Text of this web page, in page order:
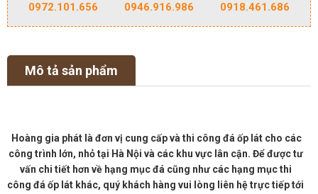
0972.101.656 0946.916.986 0918.461.686
Mô tả sản phẩm
Hoàng gia phát là đơn vị cung cấp và thi công đá ốp lát cho các
công trình lớn, nhỏ tại Hà Nội và các khu vực lân cận. Để được tư
vấn chi tiết hơn về hạng mục đá cũng như các hạng mục thi
công đá ốp lát khác, quý khách hàng vui lòng liên hệ trực tiếp tới